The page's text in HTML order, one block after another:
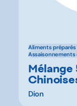
Aliments
Mélange
Dion